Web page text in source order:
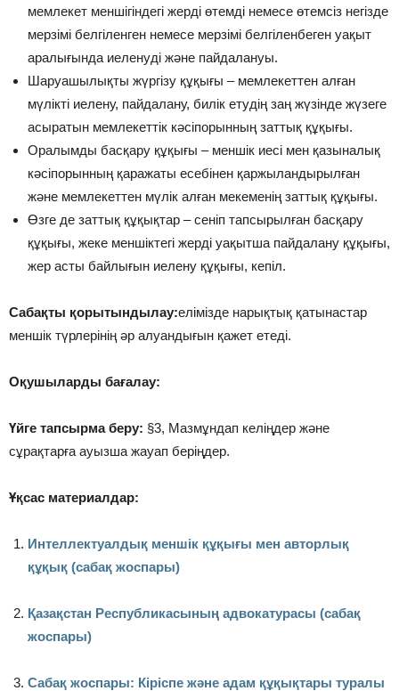
мемлекет меншігіндегі жерді өтемді немесе өтемсіз негізде
мерзімі белгіленген немесе мерзімі белгіленбеген уақыт
аралығында иеленуді және пайдалануы.
Шаруашылықты жүргізу құқығы – мемлекеттен алған
мүлікті иелену, пайдалану, билік етудің заң жүзінде жүзеге
асыратын мемлекеттік кәсіпорынның заттық құқығы.
Оралымды басқару құқығы – меншік иесі мен қазыналық
кәсіпорынның қаражаты есебінен қаржыландырылған
және мемлекеттен мүлік алған мекеменің заттық құқығы.
Өзге де заттық құқықтар – сеніп тапсырылған басқару
құқығы, жеке меншіктегі жерді уақытша пайдалану құқығы,
жер асты байлығын иелену құқығы, кепіл.
Сабақты қорытындылау:елімізде нарықтық қатынастар
меншік түрлерінің әр алуандығын қажет етеді.
Оқушыларды бағалау:
Үйге тапсырма беру: §3, Мазмұндап келіңдер және
сұрақтарға ауызша жауап беріңдер.
Ұқсас материалдар:
Интеллектуалдық меншік құқығы мен авторлық
құқық (сабақ жоспары)
Қазақстан Республикасының адвокатурасы (сабақ
жоспары)
Сабақ жоспары: Кіріспе және адам құқықтары туралы